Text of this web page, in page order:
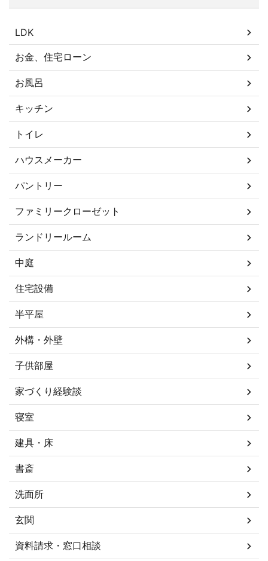
LDK
お金、住宅ローン
お風呂
キッチン
トイレ
ハウスメーカー
パントリー
ファミリークローゼット
ランドリールーム
中庭
住宅設備
半平屋
外構・外壁
子供部屋
家づくり経験談
寝室
建具・床
書斎
洗面所
玄関
資料請求・窓口相談